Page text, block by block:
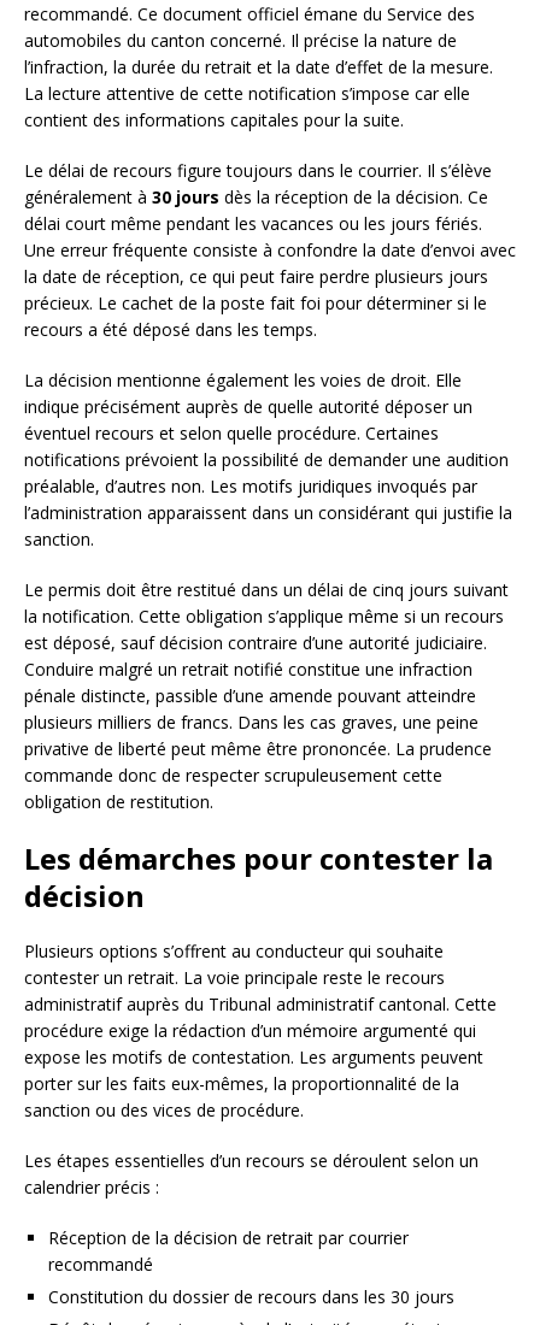
recommandé. Ce document officiel émane du Service des
automobiles du canton concerné. Il précise la nature de
l’infraction, la durée du retrait et la date d’effet de la mesure.
La lecture attentive de cette notification s’impose car elle
contient des informations capitales pour la suite.
Le délai de recours figure toujours dans le courrier. Il s’élève
généralement à 30 jours dès la réception de la décision. Ce
délai court même pendant les vacances ou les jours fériés.
Une erreur fréquente consiste à confondre la date d’envoi avec
la date de réception, ce qui peut faire perdre plusieurs jours
précieux. Le cachet de la poste fait foi pour déterminer si le
recours a été déposé dans les temps.
La décision mentionne également les voies de droit. Elle
indique précisément auprès de quelle autorité déposer un
éventuel recours et selon quelle procédure. Certaines
notifications prévoient la possibilité de demander une audition
préalable, d’autres non. Les motifs juridiques invoqués par
l’administration apparaissent dans un considérant qui justifie la
sanction.
Le permis doit être restitué dans un délai de cinq jours suivant
la notification. Cette obligation s’applique même si un recours
est déposé, sauf décision contraire d’une autorité judiciaire.
Conduire malgré un retrait notifié constitue une infraction
pénale distincte, passible d’une amende pouvant atteindre
plusieurs milliers de francs. Dans les cas graves, une peine
privative de liberté peut même être prononcée. La prudence
commande donc de respecter scrupuleusement cette
obligation de restitution.
Les démarches pour contester la
décision
Plusieurs options s’offrent au conducteur qui souhaite
contester un retrait. La voie principale reste le recours
administratif auprès du Tribunal administratif cantonal. Cette
procédure exige la rédaction d’un mémoire argumenté qui
expose les motifs de contestation. Les arguments peuvent
porter sur les faits eux-mêmes, la proportionnalité de la
sanction ou des vices de procédure.
Les étapes essentielles d’un recours se déroulent selon un
calendrier précis :
Réception de la décision de retrait par courrier
recommandé
Constitution du dossier de recours dans les 30 jours